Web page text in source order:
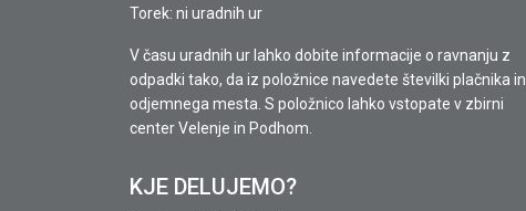
Torek: ni uradnih ur
V času uradnih ur lahko dobite informacije o ravnanju z
odpadki tako, da iz položnice navedete številki plačnika in
odjemnega mesta. S položnico lahko vstopate v zbirni
center Velenje in Podhom.
KJE DELUJEMO?